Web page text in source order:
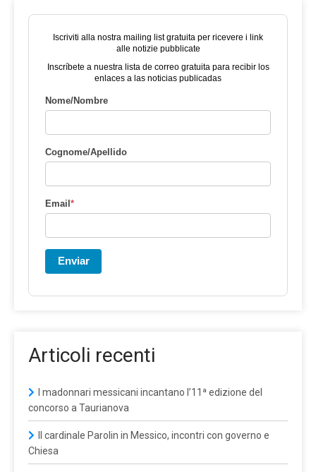
Iscriviti alla nostra mailing list gratuita per ricevere i link
alle notizie pubblicate
Inscríbete a nuestra lista de correo gratuita para recibir los
enlaces a las noticias publicadas
Nome/Nombre
Cognome/Apellido
Email *
Enviar
Articoli recenti
I madonnari messicani incantano l’11ª edizione del
concorso a Taurianova
Il cardinale Parolin in Messico, incontri con governo e
Chiesa